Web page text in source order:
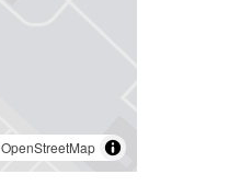
OpenStreetMap